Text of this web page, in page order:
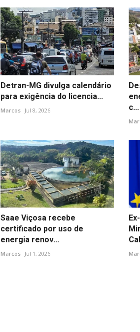
Detran-MG divulga calendário
para exigência do licencia...
Marcos Jul 8, 2026
c...
Saae Viçosa recebe
certificado por uso de
energia renov...
Marcos Jul 1, 2026